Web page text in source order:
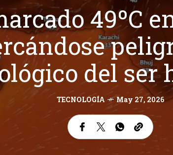
49ºC
del ser
TECNOLOGÍA May 27, 2026